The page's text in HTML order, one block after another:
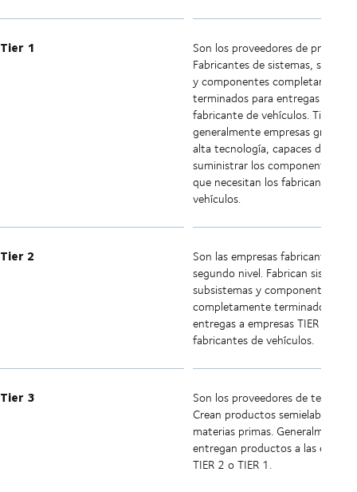
Tier 1
Son los proveedores de primer
Fabricantes de sistemas,
y componentes completamente
terminados para entregas
fabricante de vehículos. Tier 1
generalmente empresas grandes
alta tecnología, capaces de
suministrar los componentes
que necesitan los fabricantes de
vehículos.
Tier 2
Son las empresas fabricantes de
segundo nivel. Fabrican sistemas,
subsistemas y componentes
completamente terminados para
entregas a empresas TIER 1 o a
fabricantes de vehículos.
Tier 3
Son los proveedores de tercer
Crean productos
materias primas. Generalmente
entregan productos a las
TIER 2 o TIER 1.